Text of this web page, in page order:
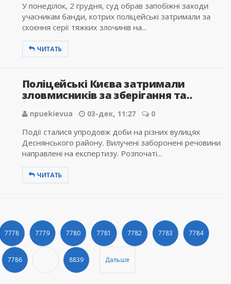
У понеділок, 2 грудня, суд обрав запобіжні заходи
учасникам банди, котрих поліцейські затримали за
скоєння серії тяжких злочинів на...
ЧИТАТЬ
Поліцейські Києва затримали
зловмисників за зберігання та..
npuekievua 03-дек, 11:27 0
Події сталися упродовж доби на різних вулицях
Деснянського району. Вилучені заборонені речовини
направлені на експертизу. Розпочаті...
ЧИТАТЬ
7778 7779 7780 7781 7782 7783 7784
7786 8839 Дальше